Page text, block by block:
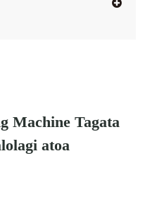
Machine Tagata
atoa